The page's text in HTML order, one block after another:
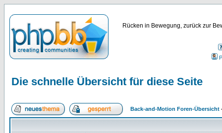
Rücken in Bewegung, zurück zur
Die schnelle Übersicht für diese Seite
Back-and-Motion Foren-Übersicht